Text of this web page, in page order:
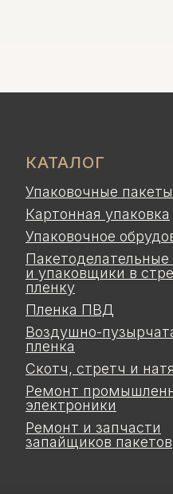
КАТАЛОГ
Упаковочные пакеты
Картонная упаковка
Упаковочное
Пакетоделательные
и упаковщики в
пленку
Пленка ПВД
Воздушно-
пленка
Скотч, стретч и
Ремонт
электроники
Ремонт и запчасти
запайщиков пакетов